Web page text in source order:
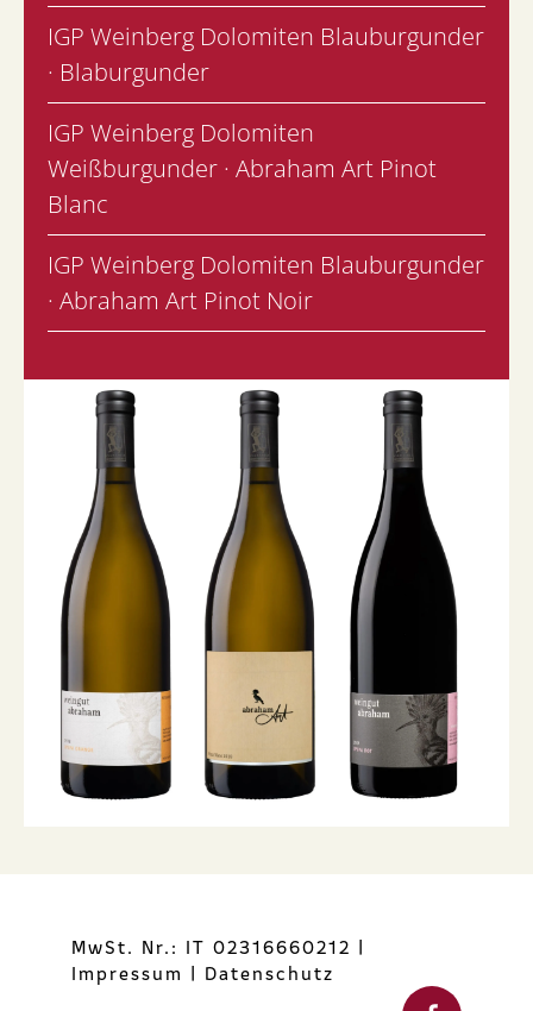
IGP Weinberg Dolomiten Blauburgunder
· Blaburgunder
IGP Weinberg Dolomiten
Weißburgunder · Abraham Art Pinot
Blanc
IGP Weinberg Dolomiten Blauburgunder
· Abraham Art Pinot Noir
MwSt. Nr.: IT 02316660212 |
Impressum | Datenschutz